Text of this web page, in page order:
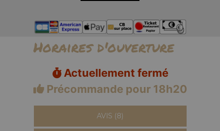
Horaires d'ouverture
Actuellement fermé
Précommande pour 18h20
AVIS (8)